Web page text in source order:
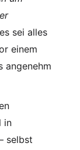
sei alles
einem
angenehm
in
selbst